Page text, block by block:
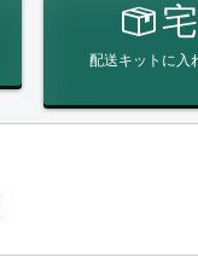
配送キットに入